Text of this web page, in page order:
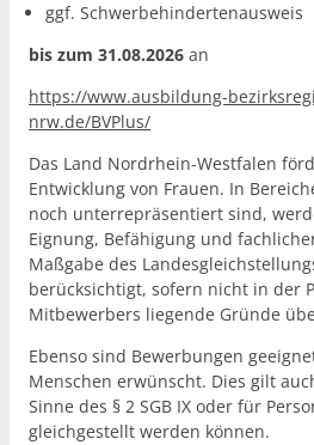
ggf. Schwerbehindertenausweis
bis zum 31.08.2026 an
https://www.ausbildung-
nrw.de/BVPlus/
Das Land Nordrhein-Westfalen
Entwicklung von Frauen. In
noch unterrepräsentiert sind,
Eignung, Befähigung und
Maßgabe des
berücksichtigt, sofern nicht in der
Mitbewerbers liegende Gründe
Ebenso sind Bewerbungen
Menschen erwünscht. Dies gilt
Sinne des § 2 SGB IX oder für
gleichgestellt werden können.